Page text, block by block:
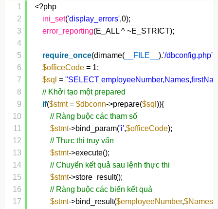
1
2
3
4
5
6
7
8
9
10
11
12
13
14
15
16
17
<?php
ini_set('display_errors',0);
error_reporting(E_ALL ^ ~E_STRICT);
require_once(dirname( __FILE__ ).'/dbconfig.php');
$officeCode = 1;
$sql = "SELECT
// Khởi tạo một prepared
if($stmt = $dbconn->prepare($sql )){
// Ràng buộc các tham số
$stmt->bind_param('i',$officeCode);
// Thực thị truy vấn
$stmt->execute();
// Chuyển kết quả sau lệnh thực thi
$stmt->store_result();
// Ràng buộc các biến kết quả
$stmt->bind_result($employeeNumber,$Names